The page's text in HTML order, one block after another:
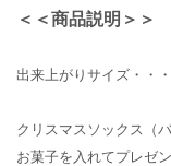
＜＜商品説明＞＞
出来上がりサイズ・・
クリスマスソックス（
お菓子を入れてプレゼ